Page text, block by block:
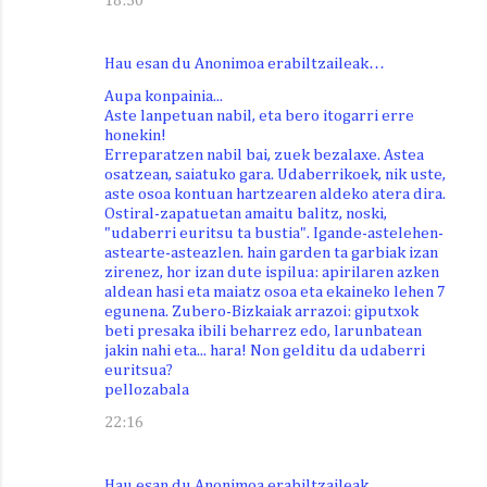
Hau esan du Anonimoa erabiltzaileak…
Aupa konpainia...
Aste lanpetuan nabil, eta bero itogarri erre
honekin!
Erreparatzen nabil bai, zuek bezalaxe. Astea
osatzean, saiatuko gara. Udaberrikoek, nik uste,
aste osoa kontuan hartzearen aldeko atera dira.
Ostiral-zapatuetan amaitu balitz, noski,
"udaberri euritsu ta bustia". Igande-astelehen-
astearte-asteazlen. hain garden ta garbiak izan
zirenez, hor izan dute ispilua: apirilaren azken
aldean hasi eta maiatz osoa eta ekaineko lehen 7
egunena. Zubero-Bizkaiak arrazoi: giputxok
beti presaka ibili beharrez edo, larunbatean
jakin nahi eta... hara! Non gelditu da udaberri
euritsua?
pellozabala
22:16